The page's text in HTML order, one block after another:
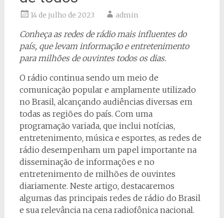
14 de julho de 2023 admin
Conheça as redes de rádio mais influentes do
país, que levam informação e entretenimento
para milhões de ouvintes todos os dias.
O rádio continua sendo um meio de
comunicação popular e amplamente utilizado
no Brasil, alcançando audiências diversas em
todas as regiões do país. Com uma
programação variada, que inclui notícias,
entretenimento, música e esportes, as redes de
rádio desempenham um papel importante na
disseminação de informações e no
entretenimento de milhões de ouvintes
diariamente. Neste artigo, destacaremos
algumas das principais redes de rádio do Brasil
e sua relevância na cena radiofônica nacional.